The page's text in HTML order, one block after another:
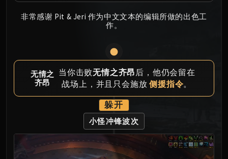
Soulbinder Naazindhri
The Soul Hunters
Fractillus
Nexus-King Salhadaar
Dimensius, the All-Devouring
MSV / HOF / TOES
The Stone Guard
Feng the Accursed
Gara'jal the Spiritbinder
The Spirit Kings
非常感谢 Pit & Jeri 作为中文文本的编辑所做的出色工
作。
无情之
齐昂
当你击败无情之齐昂 后，他仍会留在
战场上，并且只会施放侧援指令。
躲开
小怪冲锋波次